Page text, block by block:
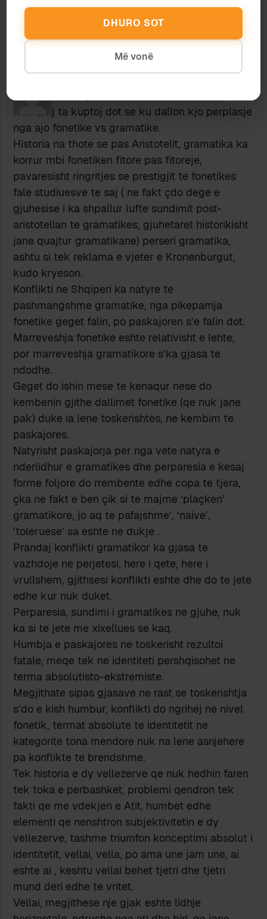
nganjëherë…
Nuk arrij ta kuptoj dot se ku dallon kjo perplasje
nga ajo fonetike vs gramatike.
Historia na thote se pas Aristotelit, gramatika ka
korrur mbi fonetiken fitore pas fitoreje,
pavaresisht ringritjes se prestigjit te fonetikes
fale studiuesve te saj ( ne fakt çdo dege e
gjuhesise i ka shpallur lufte sundimit post-
aristotelian te gramatikes, gjuhetaret historikisht
jane quajtur gramatikane) perseri gramatika,
ashtu si tek reklama e vjeter e Kronenburgut,
kudo kryeson.
Konflikti ne Shqiperi ka natyre te
pashmangshme gramatike, nga pikepamja
fonetike geget falin, po paskajoren s’e falin dot.
Marreveshja fonetike eshte relativisht e lehte,
por marreveshja gramatikore s’ka gjasa te
ndodhe.
Geget do ishin mese te kenaqur nese do
kembenin gjithe dallimet fonetike (qe nuk jane
pak) duke ia lene toskerishtes, ne kembim te
paskajores.
Natyrisht paskajorja per nga vete natyra e
nderlidhur e gramatikes dhe perparesia e kesaj
forme foljore do rrembente edhe copa te tjera,
çka ne fakt e ben çik si te majme ‘plaçken’
gramatikore, jo aq te pafajshme’, ‘naive’,
‘toleruese’ sa eshte ne dukje .
Prandaj konflikti gramatikor ka gjasa te
vazhdoje ne perjetesi, here i qete, here i
vrullshem, gjithsesi konflikti eshte dhe do te jete
edhe kur nuk duket.
Perparesia, sundimi i gramatikes ne gjuhe, nuk
ka si te jete me xixellues se kaq.
Humbja e paskajores ne toskerisht rezultoi
fatale, meqe tek ne identiteti pershqisohet ne
terma absolutisto-ekstremiste.
Megjithate sipas gjasave ne rast se toskerishtja
s’do e kish humbur, konflikti do ngrihej ne nivel
fonetik, termat absolute te identitetit ne
kategorite tona mendore nuk na lene asnjehere
pa konflikte te brendshme.
Tek historia e dy vellezerve qe nuk hedhin faren
tek toka e perbashket, problemi qendron tek
fakti qe me vdekjen e Atit, humbet edhe
elementi qe nenshtron subjektivitetin e dy
vellezerve, tashme triumfon konceptimi absolut i
identitetit, vellai, vella, po ama une jam une, ai
eshte ai , keshtu vellai behet tjetri dhe tjetri
mund deri edhe te vritet.
Vellai, megjithese nje gjak eshte lidhje
DHURO SOT
Më vonë